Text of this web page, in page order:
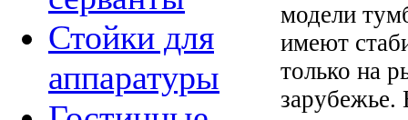
Стойки для
аппаратуры
модели
имеют
только на